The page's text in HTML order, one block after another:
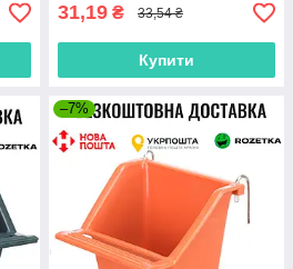
31,19 ₴ 33,54 ₴
Купити
–7%